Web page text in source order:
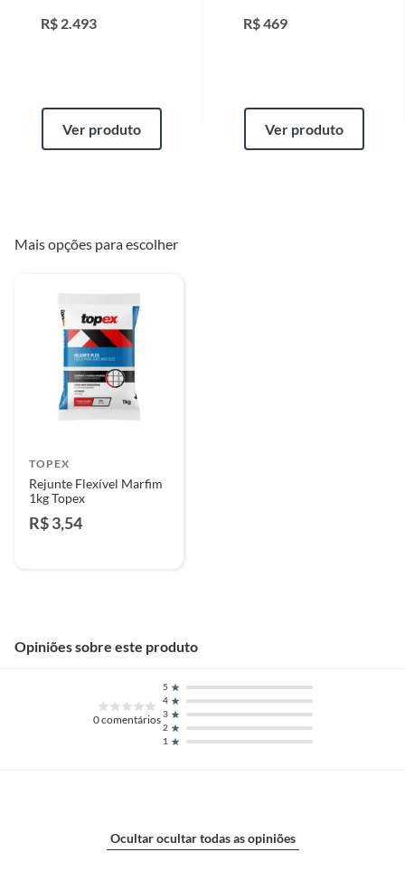
120x150x10cm
Topsul
R$ 2.493
Ver produto
Imbuia Esquerda
210x82x11cm
R$469
Ver produto
Mais opções para escolher
TOPEX
Rejunte Flexível Marfim
1kg Topex
R$ 3,54
Opiniões sobre este produto
0comentários
1
2
3
4
5
Ocultar ocultar todas as opiniões